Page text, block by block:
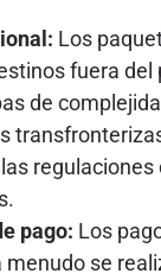
Los
fuera del
de
regulaciones
pago: Los
se